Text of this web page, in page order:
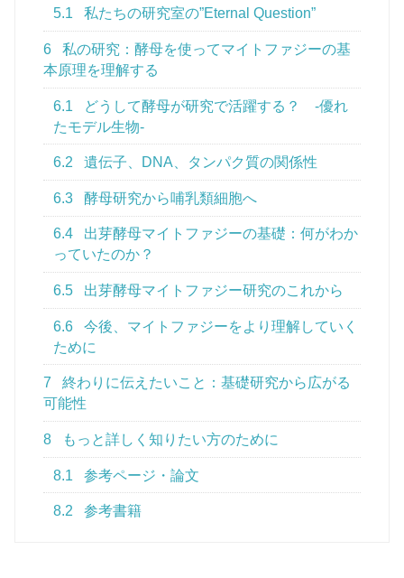
5.1 私たちの研究室の”Eternal Question”
6
私の研究：酵母を使ってマイトファジーの基
本原理を理解する
6.1
どうして酵母が研究で活躍する？ -優れ
たモデル生物-
6.2 遺伝子、DNA、タンパク質の関係性
6.3 酵母研究から哺乳類細胞へ
6.4
出芽酵母マイトファジーの基礎：何がわか
っていたのか？
6.5 出芽酵母マイトファジー研究のこれから
6.6
今後、マイトファジーをより理解していく
ために
7
終わりに伝えたいこと：基礎研究から広がる
可能性
8 もっと詳しく知りたい方のために
8.1 参考ページ・論文
8.2 参考書籍